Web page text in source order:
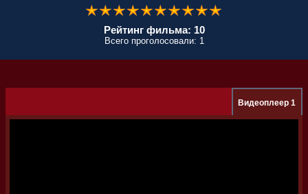
Рейтинг фильма: 10
Всего проголосовали: 1
Видеоплеер 1